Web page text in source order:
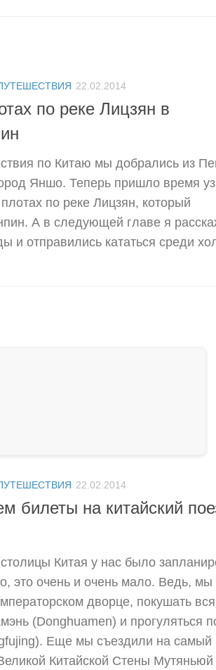
22.02.2014
по реке Лицзян в
по Китаю мы добрались из
Яншо. Теперь пришло время
по реке Лицзян, который
А в следующей главе я
отправились кататься среди
22.02.2014
билеты на китайский
Китая у нас было
это очень и очень мало. Ведь, мы
дворце, покушать
(Donghuamen) и прогуляться
Еще мы съездили на самый
Китайской Стены Мутяньюй